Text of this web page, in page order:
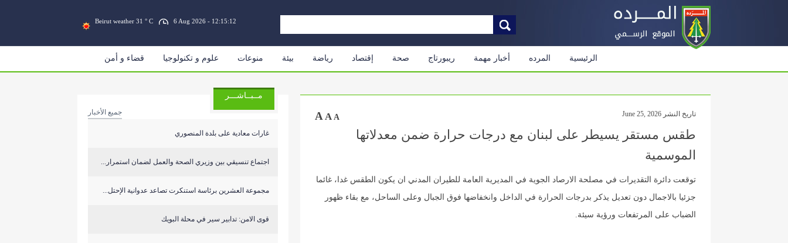
Beirut weather 31 ° C 6 Aug 2026 - 12:15:12
الرئيسية المرده أخبار مهمة ريبورتاج صحة إقتصاد رياضة بيئة منوعات علوم و تكنولوجيا قضاء و أمن
تاريخ النشر June 25, 2026 A A A
طقس مستقر يسيطر على لبنان مع درجات حرارة ضمن معدلاتها
الموسمية
توقعت دائرة التقديرات في مصلحة الارصاد الجوية في المديرية العامة للطيران المدني ان يكون الطقس غدا، غائما
جزئيا بالاجمال دون تعديل يذكر بدرجات الحرارة في الداخل وانخفاضها فوق الجبال وعلى الساحل، مع بقاء ظهور
الضباب على المرتفعات ورؤية سيئة.
مــبــاشـــر
جميع الأخبار
غارات معادية على بلدة المنصوري
اجتماع تنسيقي بين وزيري الصحة والعمل لضمان استمرار...
مجموعة العشرين برئاسة استنكرت تصاعد عدوانية الإحتل...
قوى الامن: تدابير سير في محلة البويك